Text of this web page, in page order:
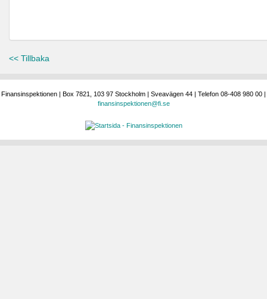
<< Tillbaka
Finansinspektionen | Box 7821, 103 97 Stockholm | Sveavägen 44 | Telefon 08-408 980 00 |
finansinspektionen@fi.se